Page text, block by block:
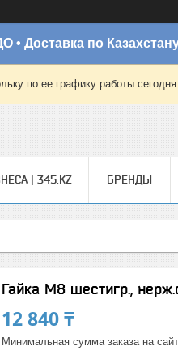
• Доставка по
по ее графику работы
| 345.KZ БРЕНДЫ
Гайка М8 шестигр.,
12 840 ₸
Минимальная сумма заказа на